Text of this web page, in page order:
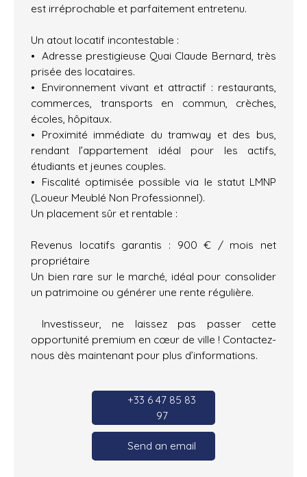
est irréprochable et parfaitement entretenu.
Un atout locatif incontestable :
Adresse prestigieuse Quai Claude Bernard, très
prisée des locataires.
Environnement vivant et attractif : restaurants,
commerces, transports en commun, crèches,
écoles, hôpitaux.
Proximité immédiate du tramway et des bus,
rendant l’appartement idéal pour les actifs,
étudiants et jeunes couples.
Fiscalité optimisée possible via le statut LMNP
(Loueur Meublé Non Professionnel).
Un placement sûr et rentable :
Revenus locatifs garantis : 900 € / mois net
propriétaire
Un bien rare sur le marché, idéal pour consolider
un patrimoine ou générer une rente régulière.
Investisseur, ne laissez pas passer cette
opportunité premium en cœur de ville ! Contactez-
nous dès maintenant pour plus d’informations.
+33 6 47 85 83
97
Send an email